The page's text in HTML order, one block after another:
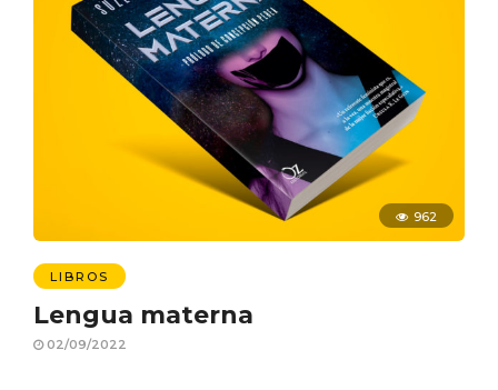
962
LIBROS
Lengua materna
02/09/2022